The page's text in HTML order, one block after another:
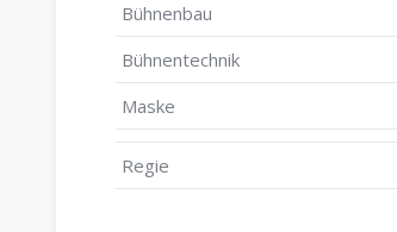
Bühnenbau
Bühnentechnik
Maske
Regie